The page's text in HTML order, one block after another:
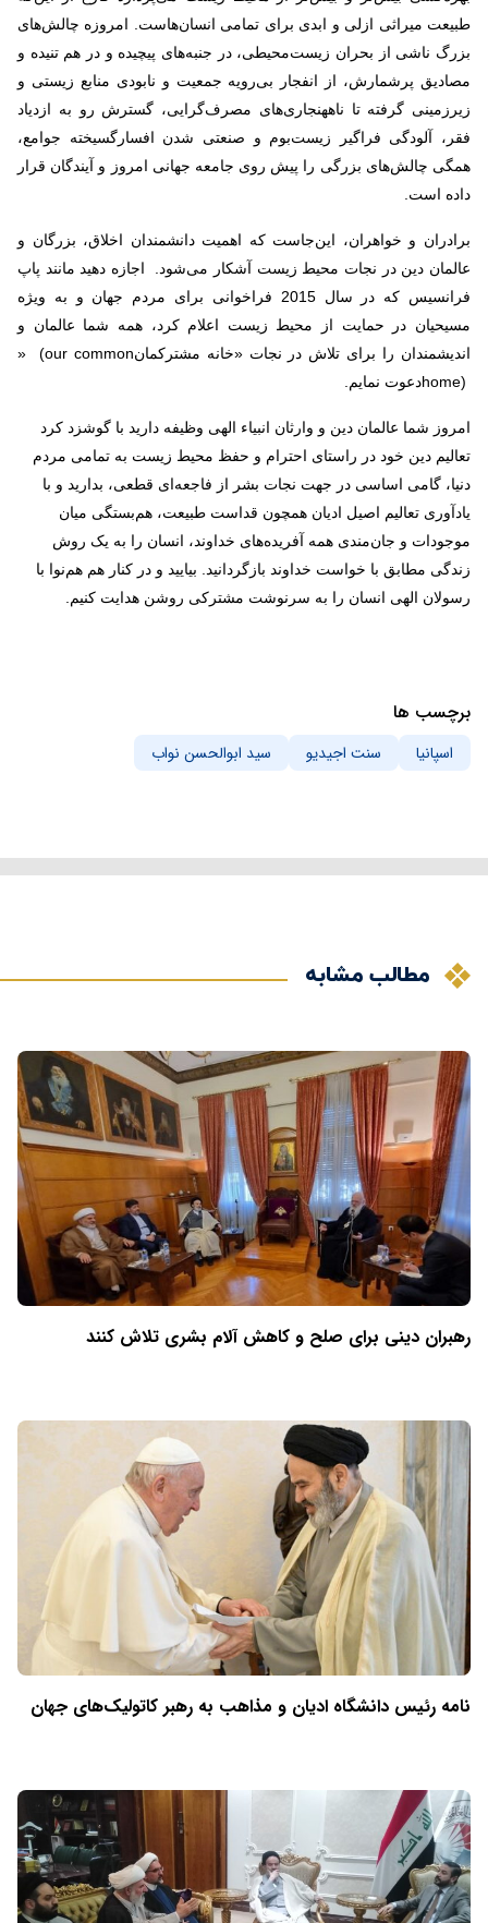
طبیعت میراثی ازلی و ابدی برای تمامی انسان‌هاست. امروزه چالش‌های
بزرگ ناشی از بحران زیست‌محیطی، در جنبه‌های پیچیده و در هم تنیده و
مصادیق پرشمارش، از انفجار بی‌رویه جمعیت و نابودی منابع زیستی و
زیرزمینی گرفته تا ناههنجاری‌های مصرف‌گرایی، گسترش رو به ازدیاد
فقر، آلودگی فراگیر زیست‌بوم و صنعتی شدن افسارگسیخته جوامع،
همگی چالش‌های بزرگی را پیش روی جامعه جهانی امروز و آیندگان قرار
داده است
برادران و خواهران، این‌جاست که اهمیت دانشمندان اخلاق، بزرگان و
عالمان دین در نجات محیط زیست آشکار می‌شود. اجازه دهید مانند پاپ
فرانسیس که در سال 2015 فراخوانی برای مردم جهان و به ویژه
مسیحیان در حمایت از محیط زیست اعلام کرد، همه شما عالمان و
اندیشمندان را برای تلاش در نجات «خانه مشترکمان» (our common
home)دعوت نمایم
امروز شما عالمان دین و وارثان انبیاء الهی وظیفه دارید با گوشزد کرد
تعالیم دین خود در راستای احترام و حفظ محیط زیست به تمامی مردم
دنیا، گامی اساسی در جهت نجات بشر از فاجعه‌‌ای قطعی، بدارید و با
یادآوری تعالیم اصیل ادیان همچون قداست طبیعت، هم‌بستگی میان
موجودات و جان‌مندی همه آفریده‌های خداوند، انسان را به یک روش
زندگی مطابق با خواست خداوند بازگردانید. بیایید و در کنار هم هم‌نوا با
رسولان الهی انسان را به سرنوشت مشترکی روشن هدایت کنیم
برچسب ها
اسپانیا سنت اجیدیو سید ابوالحسن نواب
مطالب مشابه
رهبران دینی برای صلح و کاهش آلام بشری تلاش کنند
نامه رئیس دانشگاه ادیان و مذاهب به رهبر کاتولیک‌های جهان